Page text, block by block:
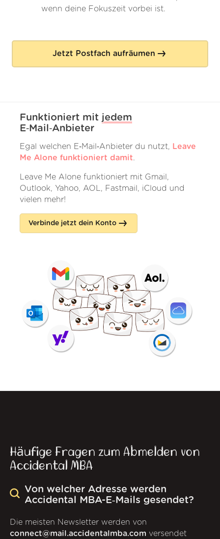
wenn deine Fokuszeit vorbei ist.
Jetzt Postfach aufräumen
Funktioniert mit jedem
E‑Mail‑Anbieter
Egal welchen E‑Mail‑Anbieter du nutzt,
Leave
Me Alone funktioniert damit.
Leave Me Alone funktioniert mit Gmail,
Outlook, Yahoo, AOL, Fastmail, iCloud und
vielen mehr!
Verbinde jetzt dein Konto
Häufige Fragen zum Abmelden von
Accidental MBA
Von welcher Adresse werden
Accidental MBA-E‑Mails gesendet?
Die meisten Newsletter werden von
connect@mail.accidentalmba.com versendet